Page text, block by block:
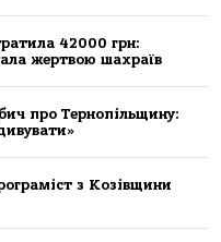
42000 грн:
жертвoю шaхрaїв
про Тернопільщину:
з Козівщини